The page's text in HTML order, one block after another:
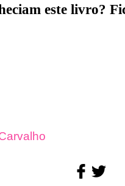
este livro?